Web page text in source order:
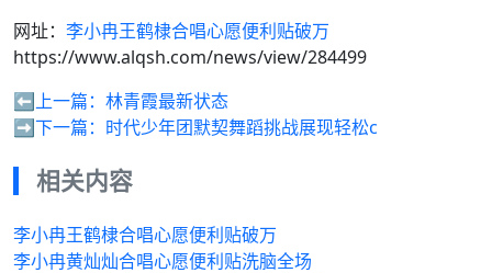
网址： 李小冉王鹤棣合唱心愿便利贴破万
https://www.alqsh.com/news/view/284499
⬅️上一篇： 林青霞最新状态
➡️下一篇： 时代少年团默契舞蹈挑战展现轻松c
相关内容
李小冉王鹤棣合唱心愿便利贴破万
李小冉黄灿灿合唱心愿便利贴洗脑全场